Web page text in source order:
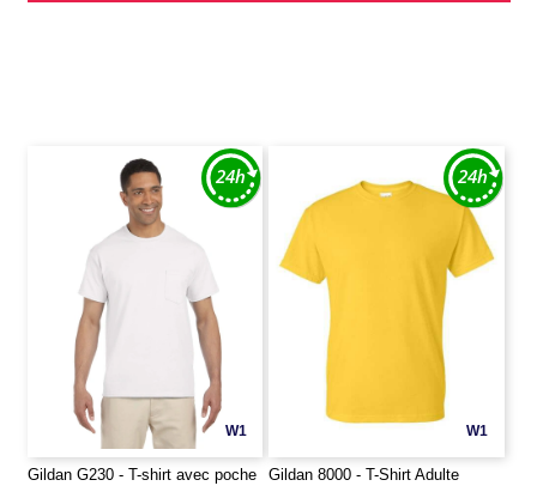
W1
Gildan G230 - T-shirt avec poche
W1
Gildan 8000 - T-Shirt Adulte